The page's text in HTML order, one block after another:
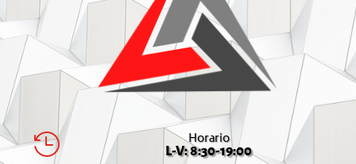
 Horario
L-V: 8:30-19:00